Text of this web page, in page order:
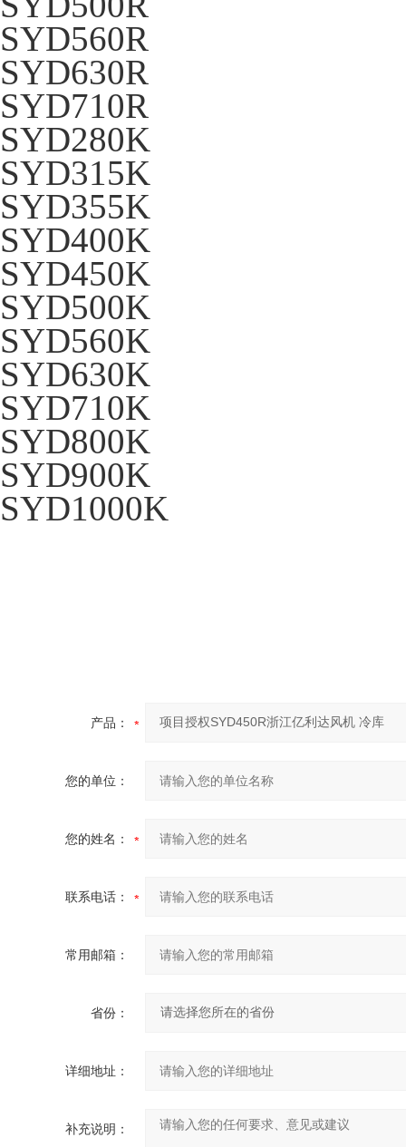
SYD560R
SYD630R
SYD710R
SYD280K
SYD315K
SYD355K
SYD400K
SYD450K
SYD500K
SYD560K
SYD630K
SYD710K
SYD800K
SYD900K
SYD1000K
产品：
您的单位：
您的姓名：
联系电话：
常用邮箱：
省份：
详细地址：
补充说明：